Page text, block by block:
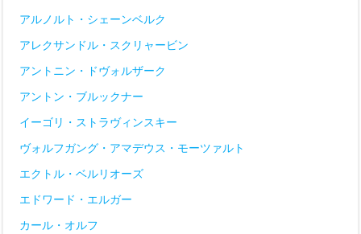
アルノルト・シェーンベルク
アレクサンドル・スクリャービン
アントニン・ドヴォルザーク
アントン・ブルックナー
イーゴリ・ストラヴィンスキー
ヴォルフガング・アマデウス・モーツァルト
エクトル・ベルリオーズ
エドワード・エルガー
カール・オルフ